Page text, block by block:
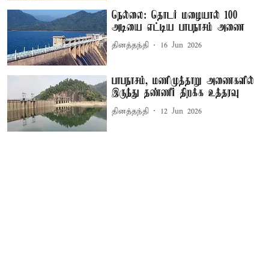
நெல்லை: தொடர் மழையால் 100
அடியை எட்டிய பாபநாசம் அணை
தினத்தந்தி 16 Jun 2026
பாபநாசம், மணிமுத்தாறு அணைகளில்
இருந்து தண்ணீர் திறக்க உத்தரவு
தினத்தந்தி 12 Jun 2026